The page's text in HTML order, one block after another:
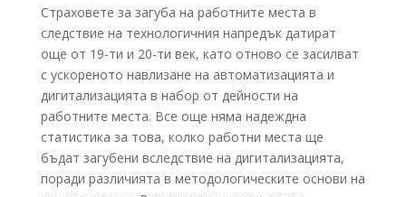
Страховете за загуба на работните места в
следствие на технологичния напредък датират
още от 19-ти и 20-ти век, като отново се засилват
с ускореното навлизане на автоматизацията и
дигитализацията в набор от дейности на
работните места. Все още няма надеждна
статистика за това, колко работни места ще
бъдат загубени вследствие на дигитализацията,
поради различията в методологическите основи на